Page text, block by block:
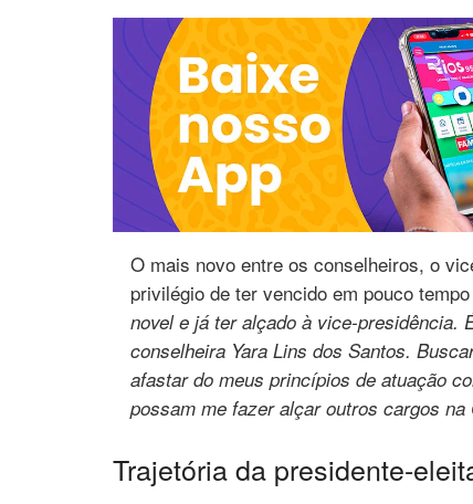
O mais novo entre os conselheiros, o
privilégio de ter vencido em pouco
novel e já ter alçado à vice-presidência.
conselheira Yara Lins dos Santos.
afastar do meus princípios de atuação
possam me fazer alçar outros cargos na
Trajetória da presidente-